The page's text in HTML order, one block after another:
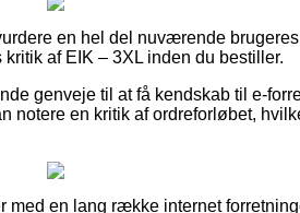
en hel del nuværende
af EIK – 3XL inden du bestiller.
genveje til at få kendskab til e-
notere en kritik af ordreforløbet,
en lang række internet